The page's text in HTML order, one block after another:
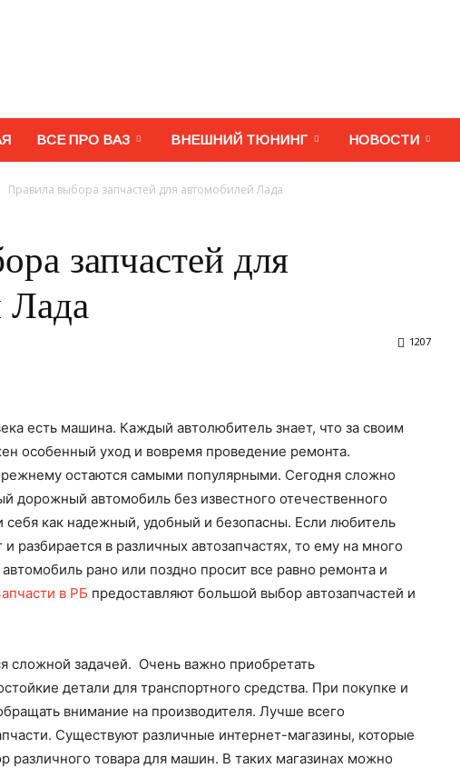
МегаВАЗ.
обслуживание
ВСЕ ПРО ВАЗ ВНЕШНИЙ ТЮНИНГ НОВОСТИ
Правила выбора запчастей для автомобилей Лада
запчастей для
Лада
1207
есть машина. Каждый автолюбитель знает, что за своим
особенный уход и вовремя проведение ремонта.
остаются самыми популярными. Сегодня сложно
дорожный автомобиль без известного отечественного
как надежный, удобный и безопасны. Если любитель
разбирается в различных автозапчастях, то ему на много
рано или поздно просит все равно ремонта и
в РБ предоставляют большой выбор автозапчастей и
сложной задачей. Очень важно приобретать
детали для транспортного средства. При покупке и
внимание на производителя. Лучше всего
Существуют различные интернет-магазины, которые
различного товара для машин. В таких магазинах можно